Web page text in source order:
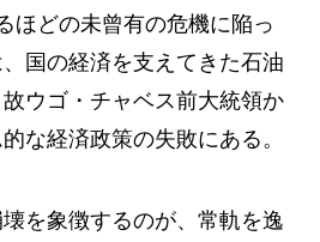
ほどの未曾有の危機に陥っ
国の経済を支えてきた石油
ウゴ・チャベス前大統領か
な経済政策の失敗にある。
を象徴するのが、常軌を逸